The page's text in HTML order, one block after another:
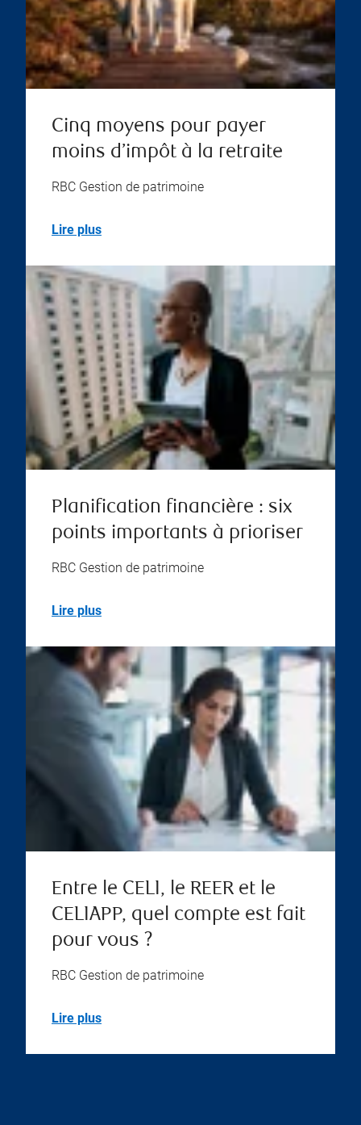
Cinq moyens pour payer
moins d’impôt à la retraite
RBC Gestion de patrimoine
Lire plus
Planification financière : six
points importants à prioriser
RBC Gestion de patrimoine
Lire plus
Entre le CELI, le REER et le
CELIAPP, quel compte est fait
pour vous ?
RBC Gestion de patrimoine
Lire plus